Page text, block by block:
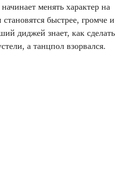
менять характер на
быстрее, громче и
диджей знает, как сделать
а танцпол взорвался.